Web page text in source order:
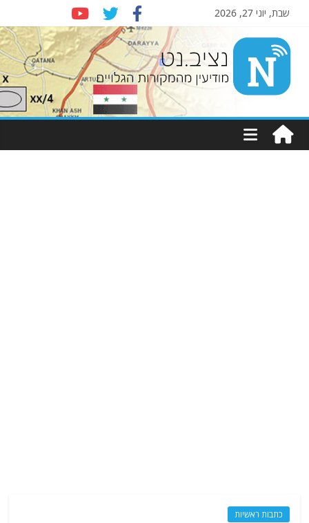
שבת, יוני 27, 2026
Nziv.net
מודיעין
מהמקורות
כתבות ראשיות